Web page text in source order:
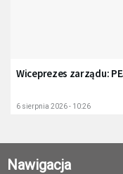
Wiceprezes zarządu:
6 sierpnia 2026 - 10:26
Nawigacja